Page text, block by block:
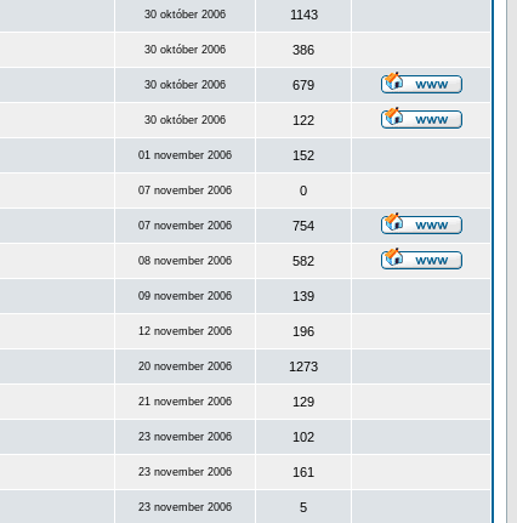
30 október 2006 1143
30 október 2006 386
30 október 2006 679
30 október 2006 122
01 november 2006 152
07 november 2006 0
07 november 2006 754
08 november 2006 582
09 november 2006 139
12 november 2006 196
20 november 2006 1273
21 november 2006 129
23 november 2006 102
23 november 2006 161
23 november 2006 5